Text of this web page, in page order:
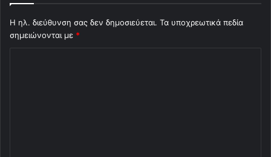
Η ηλ. διεύθυνση σας δεν δημοσιεύεται. Τα υποχρεωτικά πεδία
σημειώνονται με *